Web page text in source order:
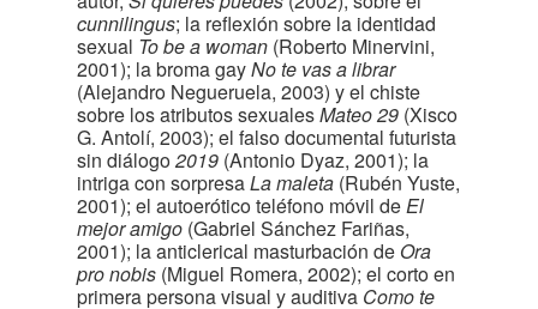
cunnilingus; la reflexión sobre la identidad
sexual To be a woman (Roberto Minervini,
2001); la broma gayNo te vas a librar
(Alejandro Negueruela, 2003) y el chiste
sobre los atributos sexualesMateo 29 (Xisco
G. Antolí, 2003); el falso documental futurista
sin diálogo2019 (Antonio Dyaz, 2001); la
intriga con sorpresaLa maleta (Rubén Yuste,
2001); el autoerótico teléfono móvil de El
mejor amigo (Gabriel Sánchez Fariñas,
2001); la anticlerical masturbación de Ora
pro nobis (Miguel Romera, 2002); el corto en
primera persona visual y auditiva Como te